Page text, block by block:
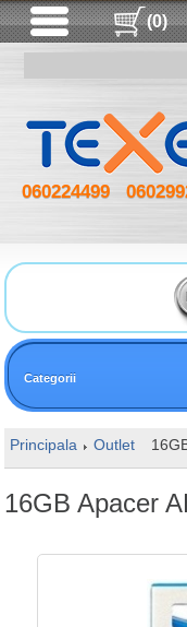
(0)
060224499
Categorii
Principala Outlet
16GB Apacer